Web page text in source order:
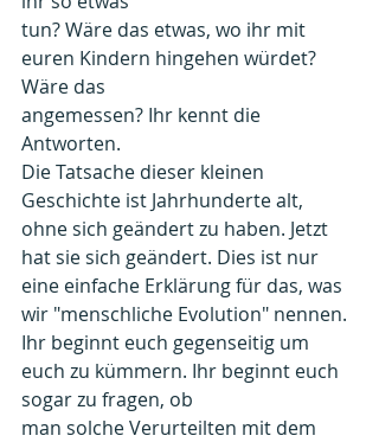
tun? Wäre das etwas, wo ihr mit
euren Kindern hingehen würdet?
Wäre das
angemessen? Ihr kennt die
Antworten.
Die Tatsache dieser kleinen
Geschichte ist Jahrhunderte alt,
ohne sich geändert zu haben. Jetzt
hat sie sich geändert. Dies ist nur
eine einfache Erklärung für das, was
wir "menschliche Evolution" nennen.
Ihr beginnt euch gegenseitig um
euch zu kümmern. Ihr beginnt euch
sogar zu fragen, ob
man solche Verurteilten mit dem